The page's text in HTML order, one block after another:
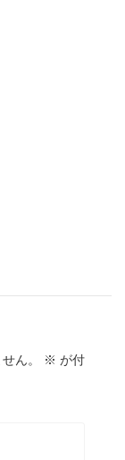
ん。 ※ が付